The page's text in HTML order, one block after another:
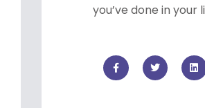
you’ve done in your